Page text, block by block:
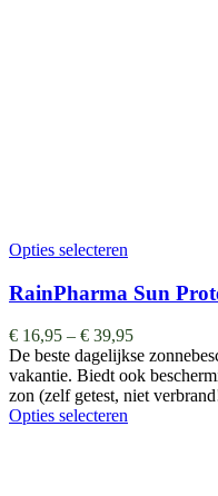
Opties selecteren
RainPharma Sun
€ 16,95 – € 39,95
De beste dagelijkse
vakantie. Biedt ook
zon (zelf getest, niet
Opties selecteren